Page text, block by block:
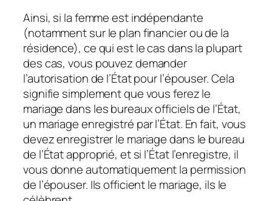
Ainsi, si la femme est indépendante
(notamment sur le plan financier ou de la
résidence), ce qui est le cas dans la plupart
des cas, vous pouvez demander
l’autorisation de l’État pour l’épouser. Cela
signifie simplement que vous ferez le
mariage dans les bureaux officiels de l’État,
un mariage enregistré par l’État. En fait, vous
devez enregistrer le mariage dans le bureau
de l’État approprié, et si l’État l’enregistre, il
vous donne automatiquement la permission
de l’épouser. Ils officient le mariage, ils le